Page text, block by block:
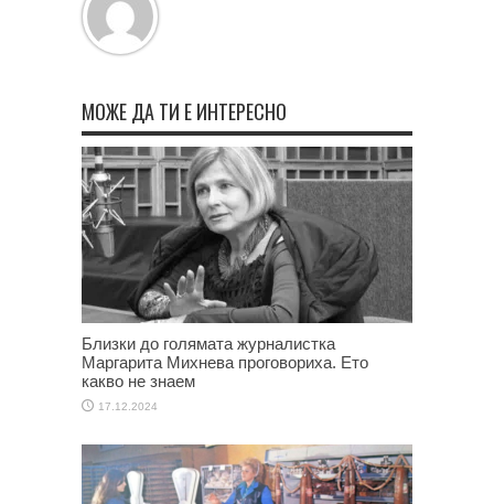
МОЖЕ ДА ТИ Е ИНТЕРЕСНО
Близки до голямата журналистка
Маргарита Михнева проговориха. Ето
какво не знаем
17.12.2024